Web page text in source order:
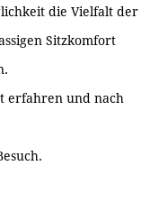
die Vielfalt der
Sitzkomfort
erfahren und nach